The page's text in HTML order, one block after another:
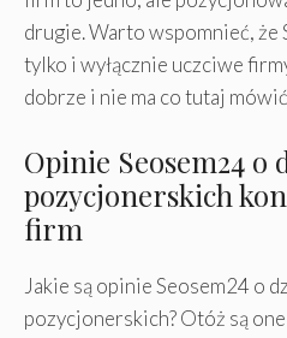
drugie. Warto wspomnieć,
tylko i wyłącznie uczciwe
dobrze i nie ma co tutaj
Opinie Seosem24 o
pozycjonerskich
firm
Jakie są opinie Seosem24 o
pozycjonerskich? Otóż są